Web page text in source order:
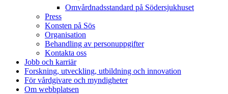
Omvårdnadsstandard på Södersjukhuset
Press
Konsten på Sös
Organisation
Behandling av personuppgifter
Kontakta oss
Jobb och karriär
Forskning, utveckling, utbildning och innovation
För vårdgivare och myndigheter
Om webbplatsen